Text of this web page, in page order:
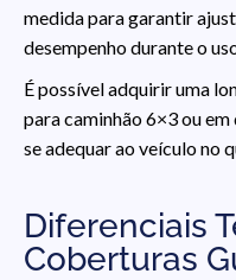
medida para garantir
desempenho durante o
É possível adquirir uma
para caminhão 6×3 ou
se adequar ao veículo no
Diferenciais
Coberturas